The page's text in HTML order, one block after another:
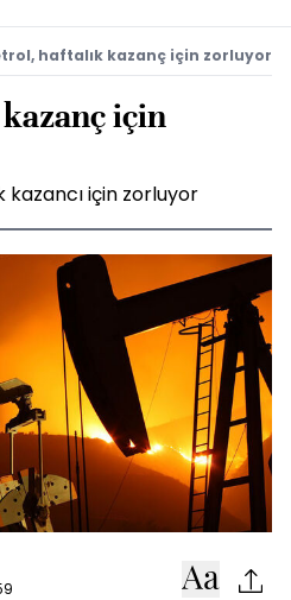
haftalık kazanç için zorluyor
için
için zorluyor